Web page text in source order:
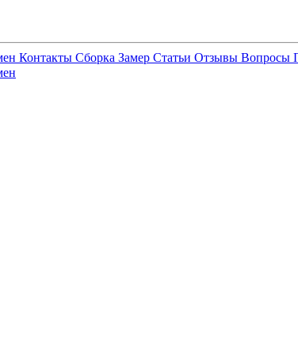
Контакты Сборка Замер Статьи Отзывы Вопросы